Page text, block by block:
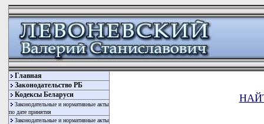
Главная
Законодательство РБ
Кодексы Беларуси
Законодательные и нормативные акты
по дате принятия
Законодательные и нормативные акты